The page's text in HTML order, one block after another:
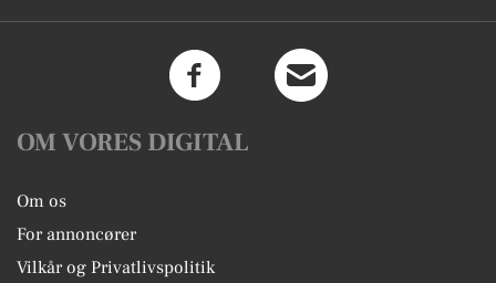
OM VORES DIGITAL
Om os
For annoncører
Vilkår og Privatlivspolitik